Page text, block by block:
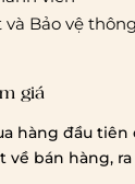
khá
sách
1 triệu đồng
Bảo vệ
giá
hàng đầu tiên
về bán hàng,